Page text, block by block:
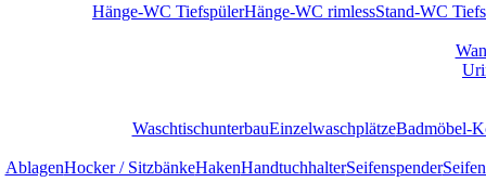
Hänge-WC TiefspülerHänge-WC rimlessStand-WC
WaschtischunterbauEinzelwaschplätzeBadmöbel-
AblagenHocker / SitzbänkeHakenHandtuchhalterSeifenspender